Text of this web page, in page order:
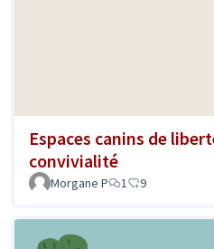
Espaces canins de
convivialité
Morgane P 1 9